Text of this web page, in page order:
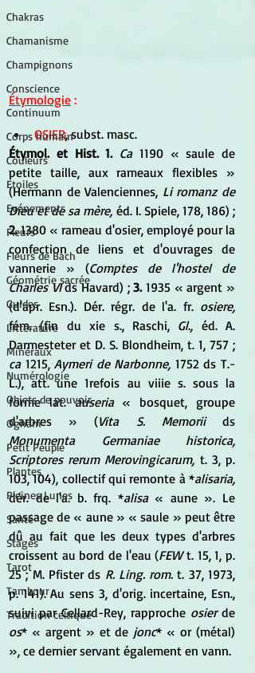
Chakras
Chamanisme
Champignons
Conscience
Continuum
Corps humain
Couleurs
Etoiles
Evénements
Fleurs
Fleurs de Bach
Géométrie sacrée
Guides
Littérature
Minéraux
Numérologie
Objets de pouvoir
Ogham
Petit Peuple
Plantes
Pleines Lunes
Santé
Stages
Tarot
Tambour
Tradition celtique
Étymologie :
OSIER, subst. masc.
Étymol. et Hist. 1. Ca 1190 « saule de
petite taille, aux rameaux flexibles »
(Hermann de Valenciennes, Li romanz de
Dieu et de sa mère,
2. 1380 « rameau d'osier, employé pour la
confection de liens et d'ouvrages de
vannerie » (Comptes de l'hostel de
Charles VI ds Havard) ; 3. 1935 « argent »
(d'apr. Esn.). Dér. régr. de l'a. fr. osiere,
fém. (fin du xie s., Raschi, Gl., éd. A.
ca 1215, Aymeri de Narbonne, 1752 ds T.-
L.), att. une 1refois au viiie s. sous la
forme lat. auseria « bosquet, groupe
d'arbres » (Vita S. Memorii
Monumenta Germaniae historica,
Scriptores rerum Merovingicarum, t. 3, p.
103, 104), collectif qui remonte à *alisaria,
dér. de l'a. b. frq. *alisa « aune ». Le
passage de « aune » « saule » peut être
dû au fait que les deux types d'arbres
croissent au bord de l'eau (FEW t. 15, 1, p.
25 ; M. Pfister ds R. Ling. rom. t. 37, 1973,
p. 141). Au sens 3, d'orig. incertaine, Esn.,
suivi par Cellard-Rey, rapproche osier
os* « argent » et de jonc* « or (métal)
», ce dernier servant également en vann.